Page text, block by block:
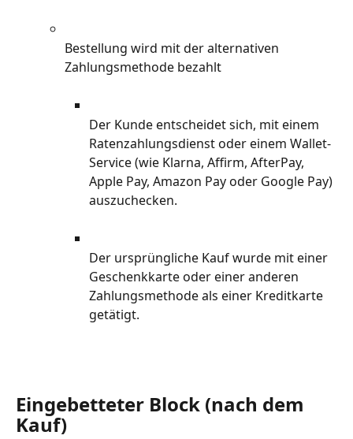
Bestellung wird mit der alternativen
Zahlungsmethode bezahlt
Der Kunde entscheidet sich, mit einem
Ratenzahlungsdienst oder einem Wallet-
Service (wie Klarna, Affirm, AfterPay,
Apple Pay, Amazon Pay oder Google Pay)
auszuchecken.
Der ursprüngliche Kauf wurde mit einer
Geschenkkarte oder einer anderen
Zahlungsmethode als einer Kreditkarte
getätigt.
Eingebetteter Block (nach dem
Kauf)